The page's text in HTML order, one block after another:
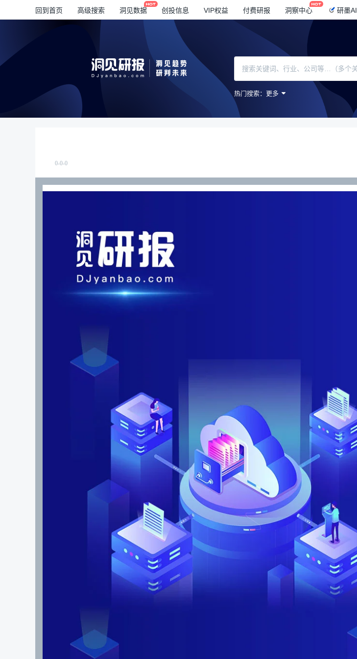
回到首页 高级搜索 洞见数据 创投信息 VIP权益 付费研报 洞察中心 研墨AI
热门搜索： 更多
0-0-0